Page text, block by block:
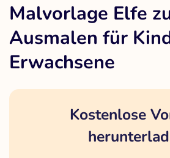
Malvorlage Elfe
Ausmalen für
Erwachsene
Kostenlose